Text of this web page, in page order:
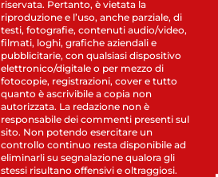
riservata. Pertanto, è vietata la
riproduzione e l’uso, anche parziale, di
testi, fotografie, contenuti audio/video,
filmati, loghi, grafiche aziendali e
pubblicitarie, con qualsiasi dispositivo
elettronico/digitale o per mezzo di
fotocopie, registrazioni, cover e tutto
quanto è ascrivibile a copia non
autorizzata. La redazione non è
responsabile dei commenti presenti sul
sito. Non potendo esercitare un
controllo continuo resta disponibile ad
eliminarli su segnalazione qualora gli
stessi risultano offensivi e oltraggiosi.